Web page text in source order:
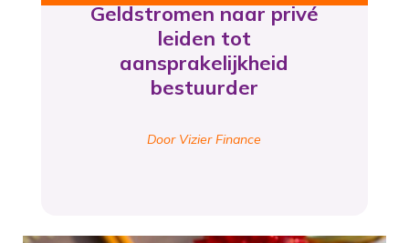
Geldstromen naar privé
leiden tot
aansprakelijkheid
bestuurder
Door Vizier Finance